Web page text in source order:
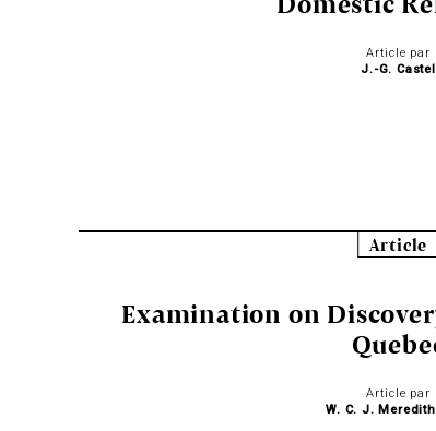
Article par
J.-G. Castel
Article
Examination on
Article par
W. C. J.